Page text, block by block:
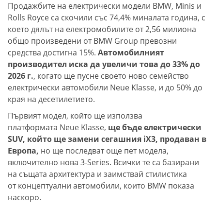
Продажбите на електрически модели BMW, Minis и
Rolls Royce са скочили със 74,4% миналата година, с
което дялът на електромобилите от 2,56 милиона
общо произведени от BMW Group превозни
средства достигна 15%. Автомобилният
производител иска да увеличи това до 33% до
2026 г., когато ще пусне своето ново семейство
електрически автомобили Neue Klasse, и до 50% до
края на десетилетието.
Първият модел, който ще използва
платформата Neue Klasse, ще бъде електрически
SUV, който ще замени сегашния iX3, продаван в
Европа, но ще последват още пет модела,
включително нова 3-Series. Всички те са базирани
на същата архитектура и заимствай стилистика
от концептуални автомобили, които BMW показа
наскоро.